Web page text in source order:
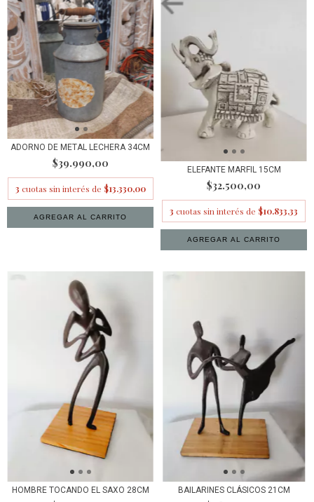
ADORNO DE METAL LECHERA 34CM
$39.990,00
3 cuotas sin interés de $13.330,00
ELEFANTE MARFIL 15CM
$32.500,00
3 cuotas sin interés de $10.833,33
HOMBRE TOCANDO EL SAXO 28CM BAILARINES CLÁSICOS 21CM